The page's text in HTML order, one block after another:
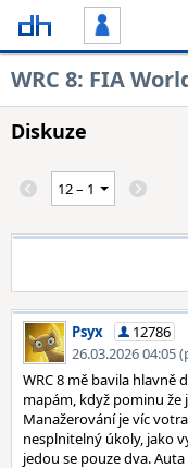
WRC 8: FIA
Diskuze
Psyx
12786
26.03.2026 04:05
WRC 8 mě bavila
mapám, když pominu že
Manažerování je víc
nesplnitelný úkoly, jako
jedou se pouze dva.